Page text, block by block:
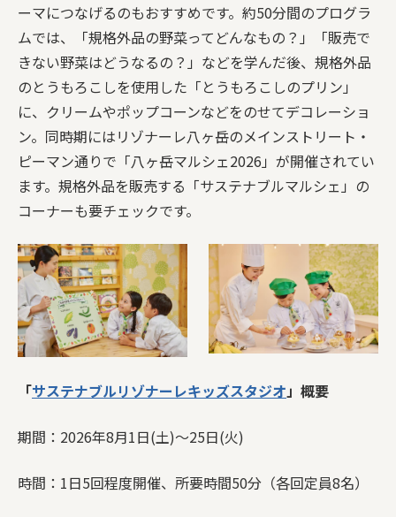
ーマにつなげるのもおすすめです。約50分間のプログラ
ムでは、「規格外品の野菜ってどんなもの？」「販売で
きない野菜はどうなるの？」などを学んだ後、規格外品
のとうもろこしを使用した「とうもろこしのプリン」
に、クリームやポップコーンなどをのせてデコレーショ
ン。同時期にはリゾナーレ八ヶ岳のメインストリート・
ピーマン通りで「八ヶ岳マルシェ2026」が開催されてい
ます。規格外品を販売する「サステナブルマルシェ」の
コーナーも要チェックです。
「サステナブルリゾナーレキッズスタジオ」概要
期間：2026年8月1日(土)〜25日(火)
時間：1日5回程度開催、所要時間50分（各回定員8名）